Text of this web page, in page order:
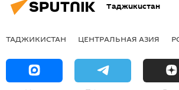
Таджикистан
ТАДЖИКИСТАН ЦЕНТРАЛЬНАЯ АЗИЯ